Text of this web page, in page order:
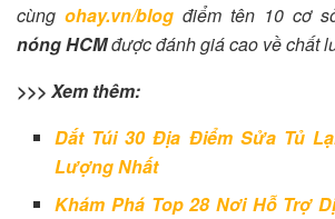
cùng ohay.vn/blog điểm tên 10 cơ
nóng HCMđược đánh giá cao về chất
>>> Xem thêm:
Dắt Túi 30 Địa Điểm Sửa Tủ
Lượng Nhất
Khám Phá Top 28 Nơi Hỗ Trợ